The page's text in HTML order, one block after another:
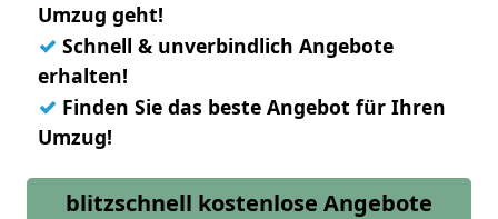
Umzug geht!
✓ Schnell & unverbindlich Angebote
erhalten!
✓ Finden Sie das beste Angebot für Ihren
Umzug!
blitzschnell kostenlose Angebote